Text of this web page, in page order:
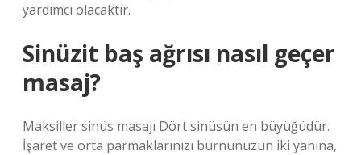
yardımcı olacaktır.
Sinüzit baş ağrısı nasıl geçer
masaj?
Maksiller sinüs masajı Dört sinüsün en büyüğüdür.
İşaret ve orta parmaklarınızı burnunuzun iki yanına,